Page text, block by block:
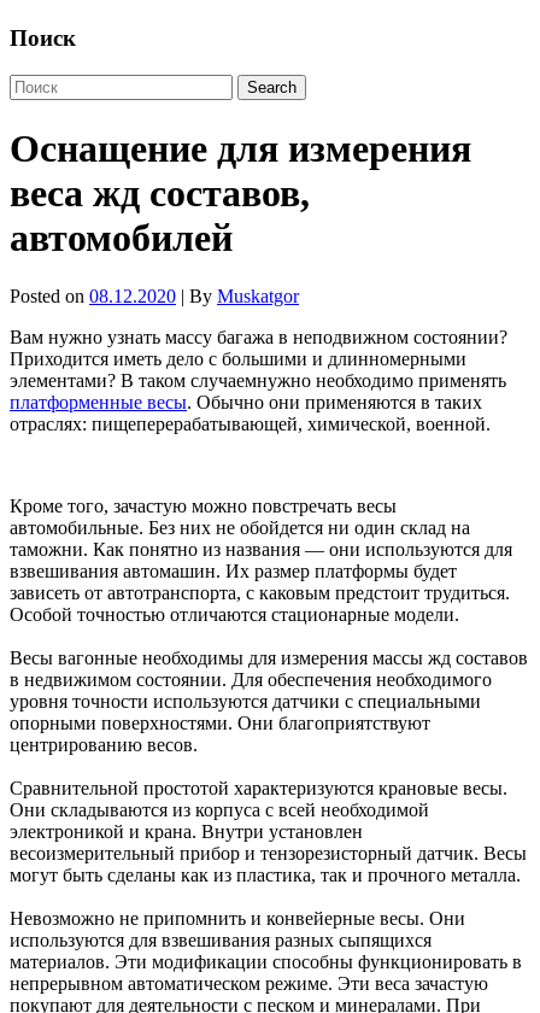
Поиск
Оснащение для измерения
веса жд составов,
автомобилей
Posted on 08.12.2020 | By Muskatgor
Вам нужно узнать массу багажа в неподвижном состоянии?
Приходится иметь дело с большими и длинномерными
элементами? В таком случаемнужно необходимо применять
платформенные весы. Обычно они применяются в таких
отраслях: пищеперерабатывающей, химической, военной.
Кроме того, зачастую можно повстречать весы
автомобильные. Без них не обойдется ни один склад на
таможни. Как понятно из названия — они используются для
взвешивания автомашин. Их размер платформы будет
зависеть от автотранспорта, с каковым предстоит трудиться.
Особой точностью отличаются стационарные модели.
Весы вагонные необходимы для измерения массы жд составов
в недвижимом состоянии. Для обеспечения необходимого
уровня точности используются датчики с специальными
опорными поверхностями. Они благоприятствуют
центрированию весов.
Сравнительной простотой характеризуются крановые весы.
Они складываются из корпуса с всей необходимой
электроникой и крана. Внутри установлен
весоизмерительный прибор и тензорезисторный датчик. Весы
могут быть сделаны как из пластика, так и прочного металла.
Невозможно не припомнить и конвейерные весы. Они
используются для взвешивания разных сыпящихся
материалов. Эти модификации способны функционировать в
непрерывном автоматическом режиме. Эти веса зачастую
покупают для деятельности с песком и минералами. При